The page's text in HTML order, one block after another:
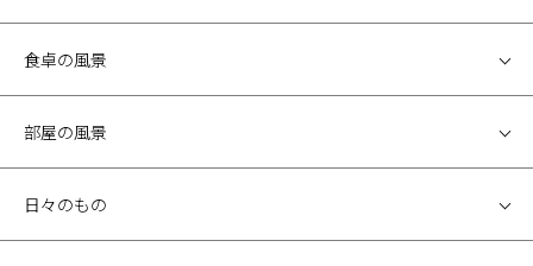
食卓の風景
部屋の風景
日々のもの